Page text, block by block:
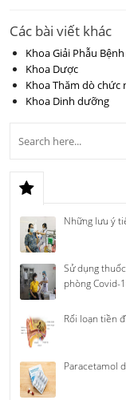
Các bài viết khác
Khoa Giải Phẫu Bệnh
Khoa Dược
Khoa Thăm dò chức
Khoa Dinh dưỡng
Những lưu ý
Sử dụng
phòng Covid-
Rối loạn tiền
Paracetamol